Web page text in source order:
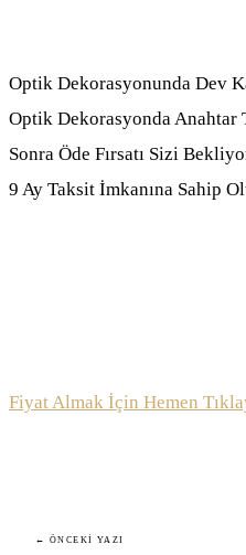
Optik Dekorasyonunda Dev
Optik Dekorasyonda
Sonra Öde Fırsatı Sizi
9 Ay Taksit İmkanına Sahip
Fiyat Almak İçin Hemen
← ÖNCEKI YAZI